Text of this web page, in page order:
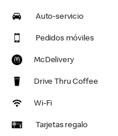
Auto-servicio
Pedidos móviles
McDelivery
Drive Thru Coffee
Wi-Fi
Tarjetas regalo